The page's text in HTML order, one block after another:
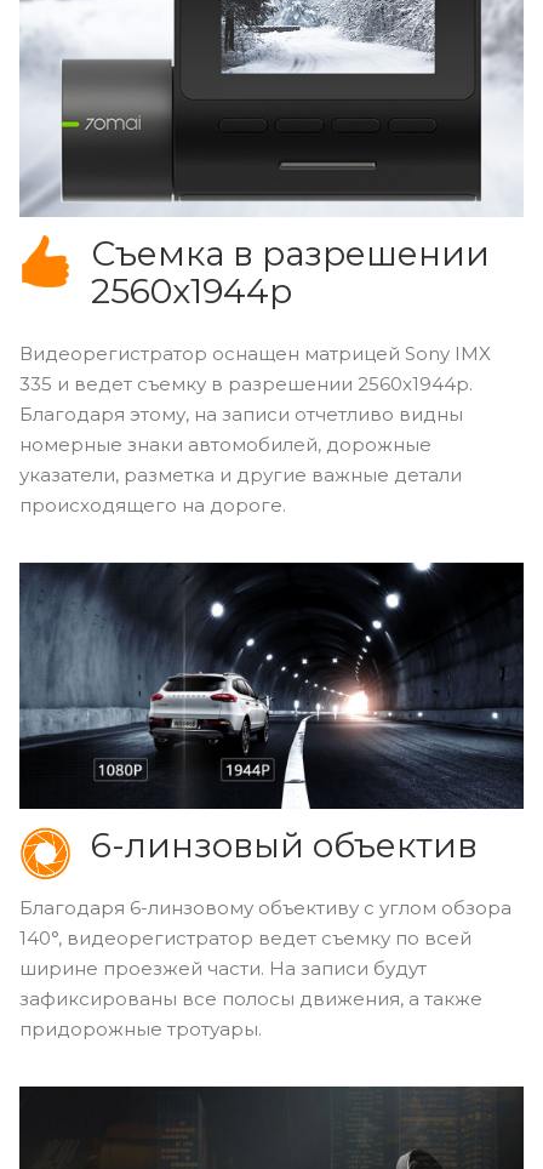
Съемка в разрешении
2560x1944p
Видеорегистратор оснащен матрицей Sony IMX
335 и ведет съемку в разрешении 2560x1944p.
Благодаря этому, на записи отчетливо видны
номерные знаки автомобилей, дорожные
указатели, разметка и другие важные детали
происходящего на дороге.
6-линзовый объектив
Благодаря 6-линзовому объективу с углом обзора
140°, видеорегистратор ведет съемку по всей
ширине проезжей части. На записи будут
зафиксированы все полосы движения, а также
придорожные тротуары.